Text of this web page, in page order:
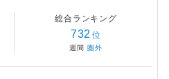
総合ランキング
732 位
週間 圏外